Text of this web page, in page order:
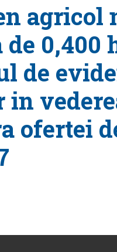
agricol
0,400
de
in
ofertei